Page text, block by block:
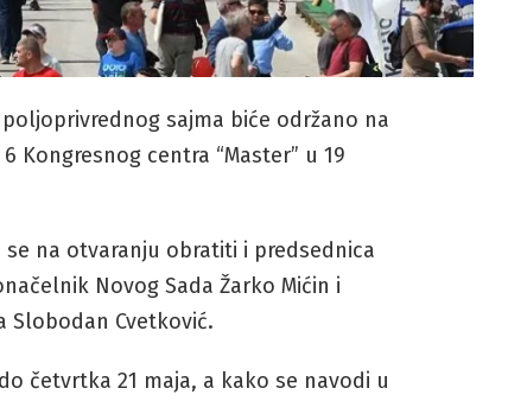
sajma biće održano na
Kongresnog centra “Master” u 19
na otvaranju obratiti i predsednica
Novog Sada Žarko Mićin i
Slobodan Cvetković.
četvrtka 21 maja, a kako se navodi u